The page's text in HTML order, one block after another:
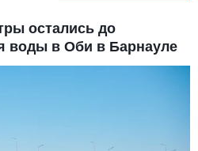
остались до
воды в Оби в Барнауле